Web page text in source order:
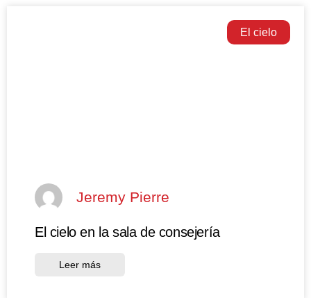
El cielo
Jeremy Pierre
El cielo en la sala de consejería
Leer más